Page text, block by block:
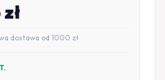
zł
dostawa od 1000 zł